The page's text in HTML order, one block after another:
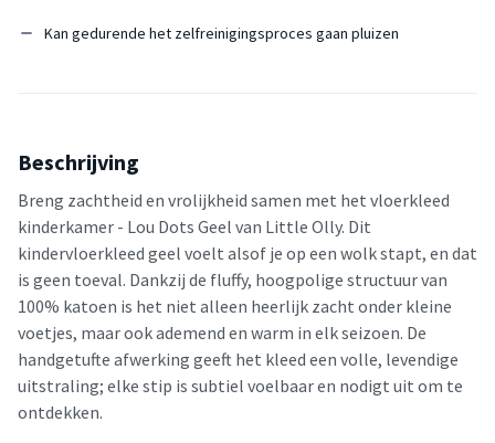
Kan gedurende het zelfreinigingsproces gaan pluizen
Beschrijving
Breng zachtheid en vrolijkheid samen met het vloerkleed
kinderkamer - Lou Dots Geel van Little Olly. Dit
kindervloerkleed geel voelt alsof je op een wolk stapt, en dat
is geen toeval. Dankzij de fluffy, hoogpolige structuur van
100% katoen is het niet alleen heerlijk zacht onder kleine
voetjes, maar ook ademend en warm in elk seizoen. De
handgetufte afwerking geeft het kleed een volle, levendige
uitstraling; elke stip is subtiel voelbaar en nodigt uit om te
ontdekken.